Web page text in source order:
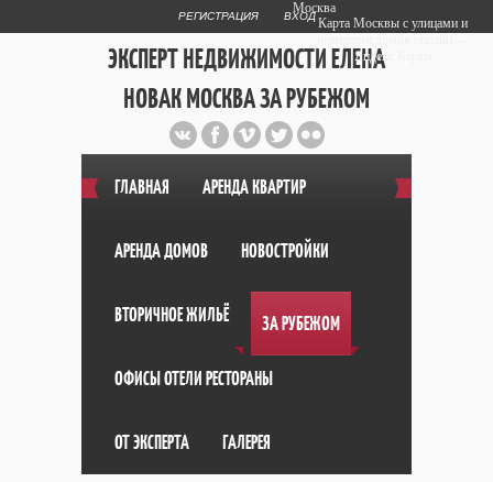
РЕГИСТРАЦИЯ ВХОД
ЭКСПЕРТ НЕДВИЖИМОСТИ ЕЛЕНА
НОВАК МОСКВА ЗА РУБЕЖОМ
Публичный сайт эксперта автора
web дизайнера+7 903 708 1884
ГЛАВНАЯ АРЕНДА КВАРТИР
АРЕНДА ДОМОВ НОВОСТРОЙКИ
ВТОРИЧНОЕ ЖИЛЬЁ ЗА РУБЕЖОМ
ОФИСЫ ОТЕЛИ РЕСТОРАНЫ
ОТ ЭКСПЕРТА ГАЛЕРЕЯ
Москва
Карта Москвы с улицами и
Яндекс.Карты